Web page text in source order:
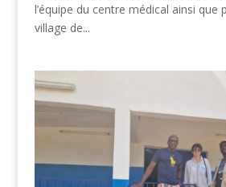
l’équipe du centre médical ainsi que
village de...